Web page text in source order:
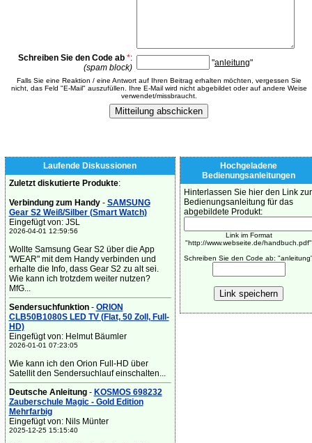
Schreiben Sie den Code ab *:
(spam block)
"anleitung"
Falls Sie eine Reaktion / eine Antwort auf Ihren Beitrag erhalten möchten, vergessen Sie
nicht, das Feld "E-Mail" auszufüllen. Ihre E-Mail wird nicht abgebildet oder auf andere Weise
verwendet/missbraucht.
Laufende Diskussionen
Zuletzt diskutierte Produkte:
Verbindung zum Handy- SAMSUNG
Gear S2 Weiß/Silber (Smart Watch)
Eingefügt von: JSL
2026-04-01 12:59:56
Wollte Samsung Gear S2 über die App
"WEAR" mit dem Handy verbinden und
erhalte die Info, dass Gear S2 zu alt sei.
Wie kann ich trotzdem weiter nutzen?
MfG...
Sendersuchfunktion- ORION
CLB50B1080S LED TV (Flat, 50 Zoll, Full-
HD)
Eingefügt von: Helmut Bäumler
2026-01-01 07:23:05
Wie kann ich den Orion Full-HD über
Satellit den Sendersuchlauf einschalten...
Deutsche Anleitung- KOSMOS 698232
Zauberschule Magic - Gold Edition
Mehrfarbig
Eingefügt von: Nils Münter
2025-12-25 15:15:40
Hochgeladene
Bedienungsanleitungen
Hinterlassen Sie hier den Link zur
Bedienungsanleitung für das
abgebildete Produkt:
Link im Format
"http://www.webseite.de/handbuch.pdf"
Schreiben Sie den Code ab: